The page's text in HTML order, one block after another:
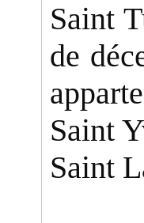
Saint
de
Saint
Saint